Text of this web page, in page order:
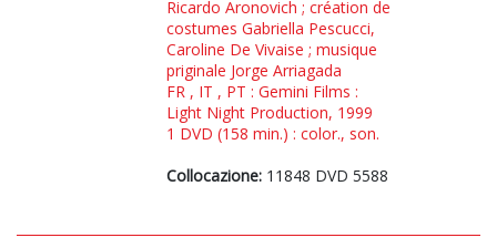
Ricardo Aronovich ; création de
costumes Gabriella Pescucci,
Caroline De Vivaise ; musique
priginale Jorge Arriagada
FR , IT , PT : Gemini Films :
Light Night Production, 1999
1 DVD (158 min.) : color., son.
Collocazione: 11848 DVD 5588